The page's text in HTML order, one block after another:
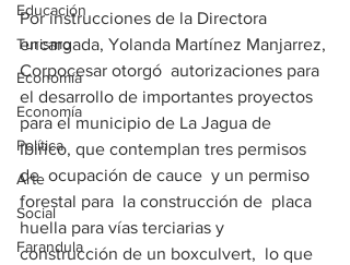
Educación
Turismo
Economía
Economía
Política
Arte
Social
Farandula
Por instrucciones de la Directora
encargada, Yolanda Martínez Manjarrez,
Corpocesar otorgó  autorizaciones para
el desarrollo de importantes proyectos
para el municipio de La Jagua de
Ibirico, que contemplan tres permisos
de  ocupación de cauce  y un permiso
forestal para  la construcción de  placa
huella para vías terciarias y
construcción de un boxculvert,  lo que